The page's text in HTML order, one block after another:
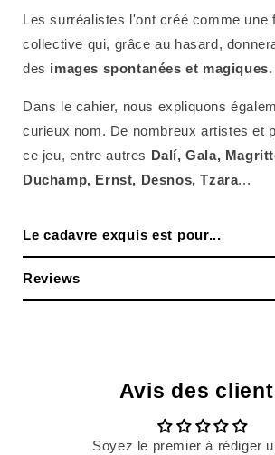
Les surréalistes l'ont créé comme une
collective qui, grâce au hasard,
des images spontanées et magiques.
Dans le cahier, nous expliquons
curieux nom. De nombreux artistes et
ce jeu, entre autres Dalí, Gala,
Duchamp, Ernst, Desnos, Tzara...
Le cadavre exquis est pour...
Reviews
Avis des
Soyez le premier à rédiger